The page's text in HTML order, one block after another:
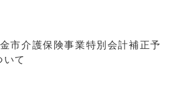
市介護保険事業特別会計補正予
いて